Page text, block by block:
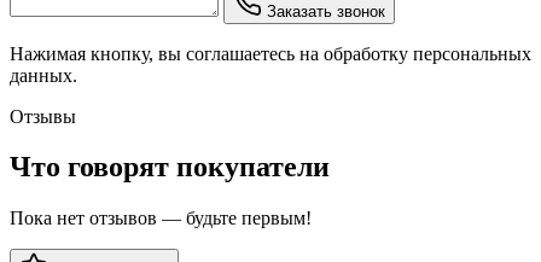
Заказать звонок
Нажимая кнопку, вы соглашаетесь на обработку персональных
данных.
Отзывы
Что говорят покупатели
Пока нет отзывов — будьте первым!